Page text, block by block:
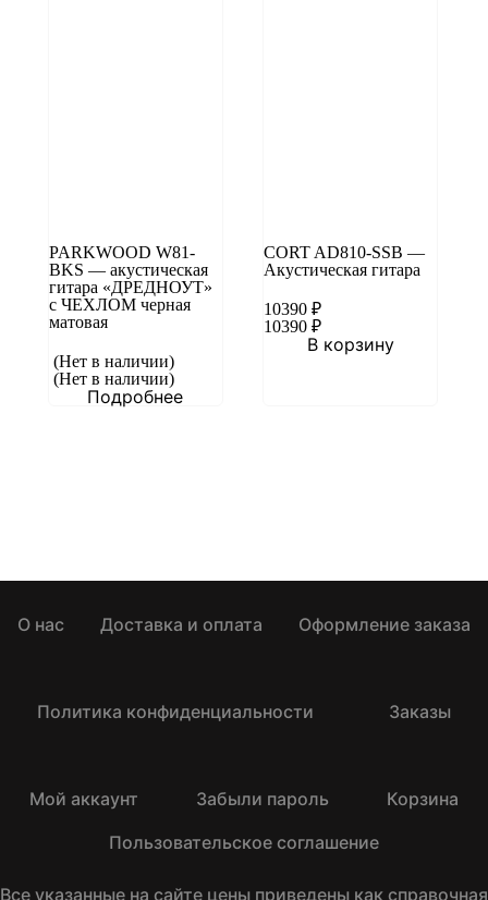
PARKWOOD W81-
BKS — акустическая
гитара «ДРЕДНОУТ»
с ЧЕХЛОМ черная
матовая
(Нет в наличии)
(Нет в наличии)
Подробнее
CORT AD810-SSB —
Акустическая гитара
10390 ₽
10390 ₽
В корзину
О нас Доставка и оплата Оформление заказа
Политика конфиденциальности Заказы
Мой аккаунт Забыли пароль
Корзина
Пользовательское соглашение
Все указанные на сайте цены приведены как справочная